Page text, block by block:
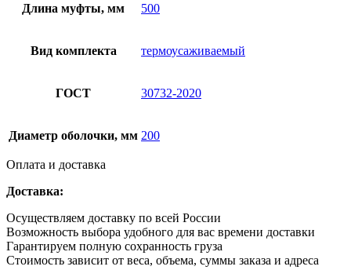
Длина муфты, мм 500
Вид комплекта термоусаживаемый
ГОСТ 30732-2020
Диаметр оболочки, мм 200
Оплата и доставка
Доставка:
Осуществляем доставку по всей России
Возможность выбора удобного для вас времени доставки
Гарантируем полную сохранность груза
Стоимость зависит от веса, объема, суммы заказа и адреса